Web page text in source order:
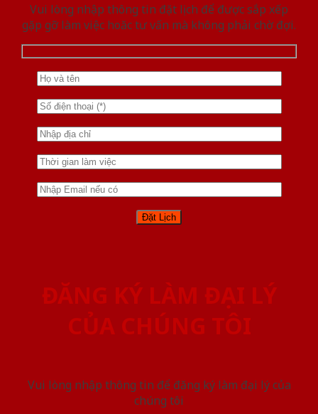
Vui lòng nhập thông tin đặt lịch để được sắp xếp
gặp gỡ làm việc hoăc tư vấn mà không phải chờ đợi.
ĐĂNG KÝ LÀM ĐẠI LÝ
CỦA CHÚNG TÔI
Vui lòng nhập thông tin để đăng ký làm đại lý của
chúng tôi